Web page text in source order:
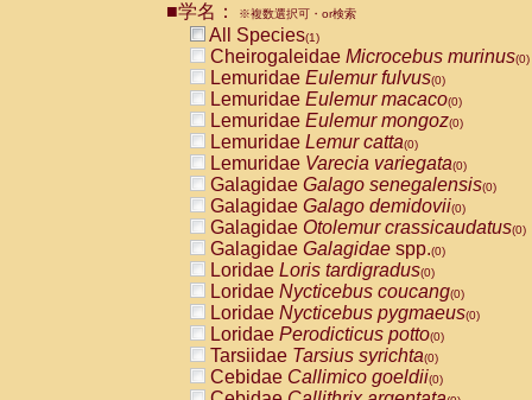
CebidaeCebus nigrivittatus
CebidaeCebus
CebidaeSaimiri boliviensis(0)
CebidaeSaimiri sciureus(0)
AtelidaeAlouatta caraya(0)
AtelidaeAlouatta fusca(0)
AtelidaeAlouatta seniculus
AtelidaeAlouattaspp.(0)
AtelidaeAteles belzebuth(0)
AtelidaeAteles geoffroyi(0)
AtelidaeAteles paniscus(0)
AtelidaeAtelesspp.(0)
Atelidae Lagothrix lagothricha
AtelidaeLagothrix lagothricha cana
PitheciidaeCacajao calvus
PitheciidaeCallicebus cupreus
PitheciidaeCallicebus donacophilus
PitheciidaeCallicebus moloch
PitheciidaeCallicebus torquatus
■学名： ※複数選択可・or検索
All Species(1)
Cheirogaleidae Microcebus murinus(0)
Lemuridae Eulemur fulvus(0)
Lemuridae Eulemur macaco(0)
Lemuridae Eulemur mongoz(0)
Lemuridae Lemur catta(0)
Lemuridae Varecia variegata(0)
Galagidae Galago senegalensis(0)
Galagidae Galago demidovii(0)
Galagidae Otolemur crassicaudatus(0)
Galagidae Galagidae spp.(0)
Loridae Loris tardigradus(0)
Loridae Nycticebus coucang(0)
Loridae Nycticebus pygmaeus(0)
Loridae Perodicticus potto(0)
Tarsiidae Tarsius syrichta(0)
Cebidae Callimico goeldii(0)